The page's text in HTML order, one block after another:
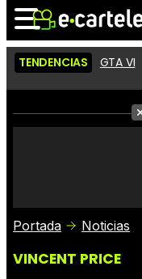
Noticias
Críticas
TENDENCIAS GTA VI
Portada Noticias
VINCENT PRICE